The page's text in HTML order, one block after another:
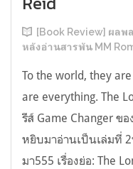
[Book Review] ผลพ
หลังอ่านสารพัน MM
To the world, they
are everything. The
รีส์ Game Changer ข
หยิบมาอ่านเป็นเล่มที่
มา555 เรื่องย่อ: The